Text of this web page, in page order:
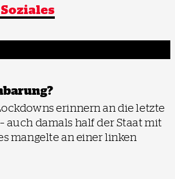
erinnern an die letzte
auch damals half der Staat mit
mangelte an einer linken